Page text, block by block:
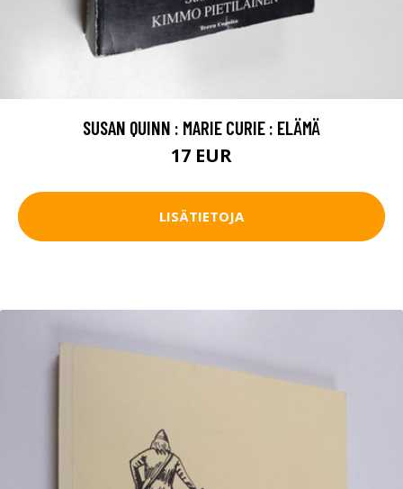
SUSAN QUINN : MARIE CURIE : ELÄMÄ
17 EUR
LISÄTIETOJA